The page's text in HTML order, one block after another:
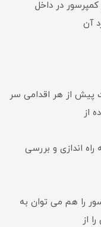
در داخل
آن
پیش از هر اقدامی سر
از
راه اندازی و بررسی
را هم می توان به
از